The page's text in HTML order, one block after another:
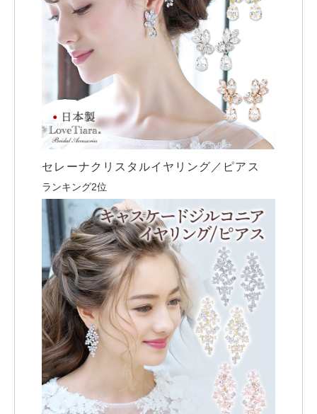
セレーナクリスタルイヤリング／ピアス
ランキング2位